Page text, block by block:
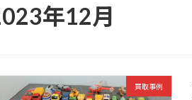
年12月
買取事例